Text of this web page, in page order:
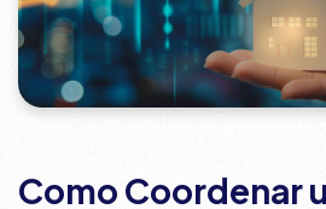
Como Coordenar